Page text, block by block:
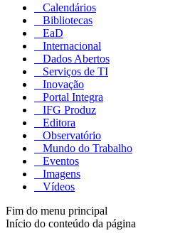
Calendários
Bibliotecas
EaD
Internacional
Dados Abertos
Serviços de TI
Inovação
Portal Integra
IFG Produz
Editora
Observatório
Mundo do Trabalho
Eventos
Imagens
Vídeos
Fim do menu principal
Início do conteúdo da página